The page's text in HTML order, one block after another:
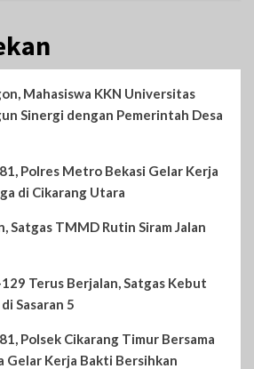
Mahasiswa KKN Universitas
Sinergi dengan Pemerintah Desa
Polres Metro Bekasi Gelar Kerja
di Cikarang Utara
Satgas TMMD Rutin Siram Jalan
Terus Berjalan, Satgas Kebut
Sasaran 5
Polsek Cikarang Timur Bersama
Gelar Kerja Bakti Bersihkan